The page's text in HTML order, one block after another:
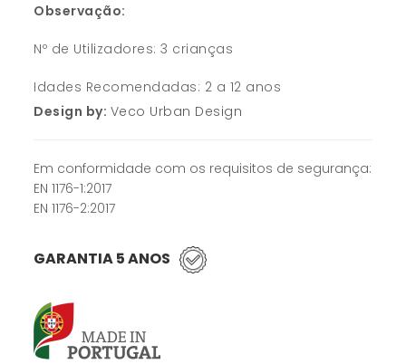
Observação:
Nº de Utilizadores: 3 crianças
Idades Recomendadas: 2 a 12 anos
Design by: Veco Urban Design
Em conformidade com os requisitos de segurança:
EN 1176-1:2017
EN 1176-2:2017
GARANTIA 5 ANOS